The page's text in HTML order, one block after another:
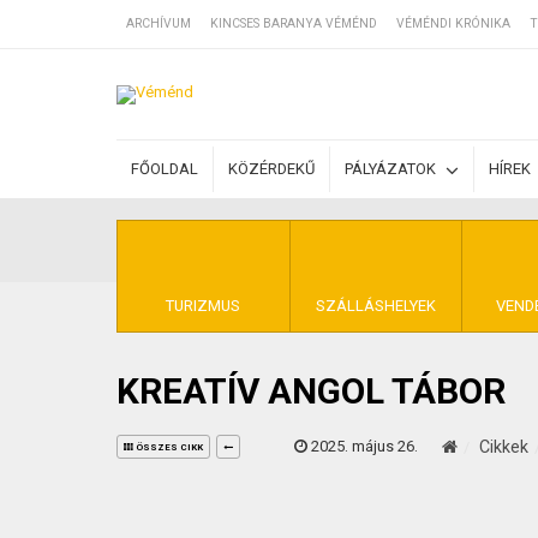
ARCHÍVUM KINCSES BARANYA VÉMÉND VÉMÉNDI KRÓNIKA
FŐOLDAL KÖZÉRDEKŰ PÁLYÁZATOK HÍREK
TURIZMUS SZÁLLÁSHELYEK
SZÁLLÁSOK
BEJEGYZÉSEK
ÁLTALÁNOS
KINCSES
KREATÍV ANGOL TÁBOR
ÖSSZES CIKK 2025. május 26. Cikkek